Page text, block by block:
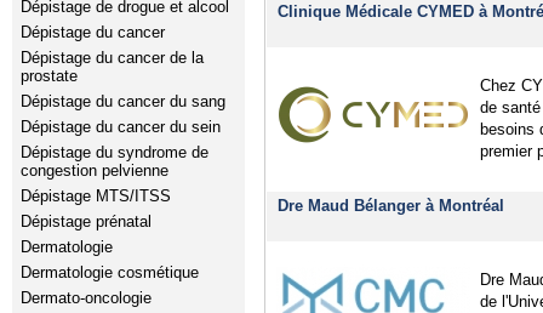
Dépistage de drogue et alcool
Dépistage du cancer
Dépistage du cancer de la
prostate
Dépistage du cancer du sang
Dépistage du cancer du sein
Dépistage du syndrome de
congestion pelvienne
Dépistage MTS/ITSS
Dépistage prénatal
Dermatologie
Dermatologie cosmétique
Dermato-oncologie
Clinique Médicale CYMED à
Chez
de
besoins
premier
Dre Maud Bélanger à Montréal
Dre
de